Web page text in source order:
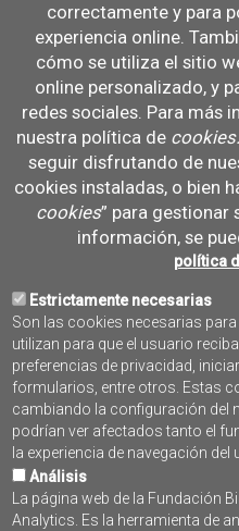
PDF:
_programa_pleamar.pdf
correctamente y para
experiencia online.
cómo se utiliza el sitio
online personalizado, y
redes sociales. Para más
nuestra política de cookies.
seguir disfrutando de
cookies instaladas, o bien
cookies” para gestionar
información, se
política
Estrictamente necesarias
Son las cookies necesarias
utilizan para que el usuario
preferencias de privacidad,
formularios, entre otros. Estas
cambiando la configuración del
podrían ver afectados tanto el
la experiencia de navegación del
Análisis
La página web de la Fundación
Analytics. Es la herramienta de